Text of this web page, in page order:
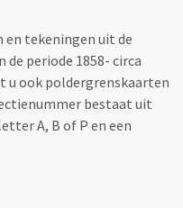
en tekeningen uit de
de periode 1858- circa
u ook poldergrenskaarten
bestaat uit
A, B of P en een